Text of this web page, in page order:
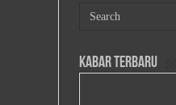
Kabar Terbaru